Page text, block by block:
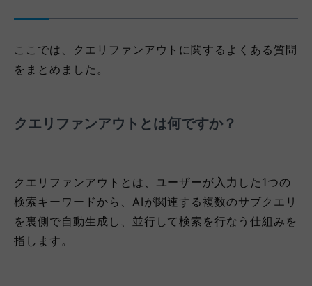
ここでは、クエリファンアウトに関するよくある質問
をまとめました。
クエリファンアウトとは何ですか？
クエリファンアウトとは、ユーザーが入力した1つの
検索キーワードから、AIが関連する複数のサブクエリ
を裏側で自動生成し、並行して検索を行なう仕組みを
指します。